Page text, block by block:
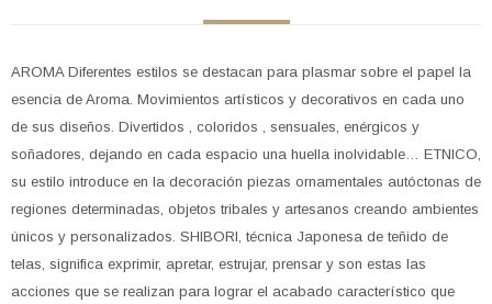
AROMA Diferentes estilos se destacan para plasmar sobre el papel la
esencia de Aroma. Movimientos artísticos y decorativos en cada uno
de sus diseños. Divertidos , coloridos , sensuales, enérgicos y
soñadores, dejando en cada espacio una huella inolvidable… ETNICO,
su estilo introduce en la decoración piezas ornamentales autóctonas de
regiones determinadas, objetos tribales y artesanos creando ambientes
únicos y personalizados. SHIBORI, técnica Japonesa de teñido de
telas, significa exprimir, apretar, estrujar, prensar y son estas las
acciones que se realizan para lograr el acabado característico que